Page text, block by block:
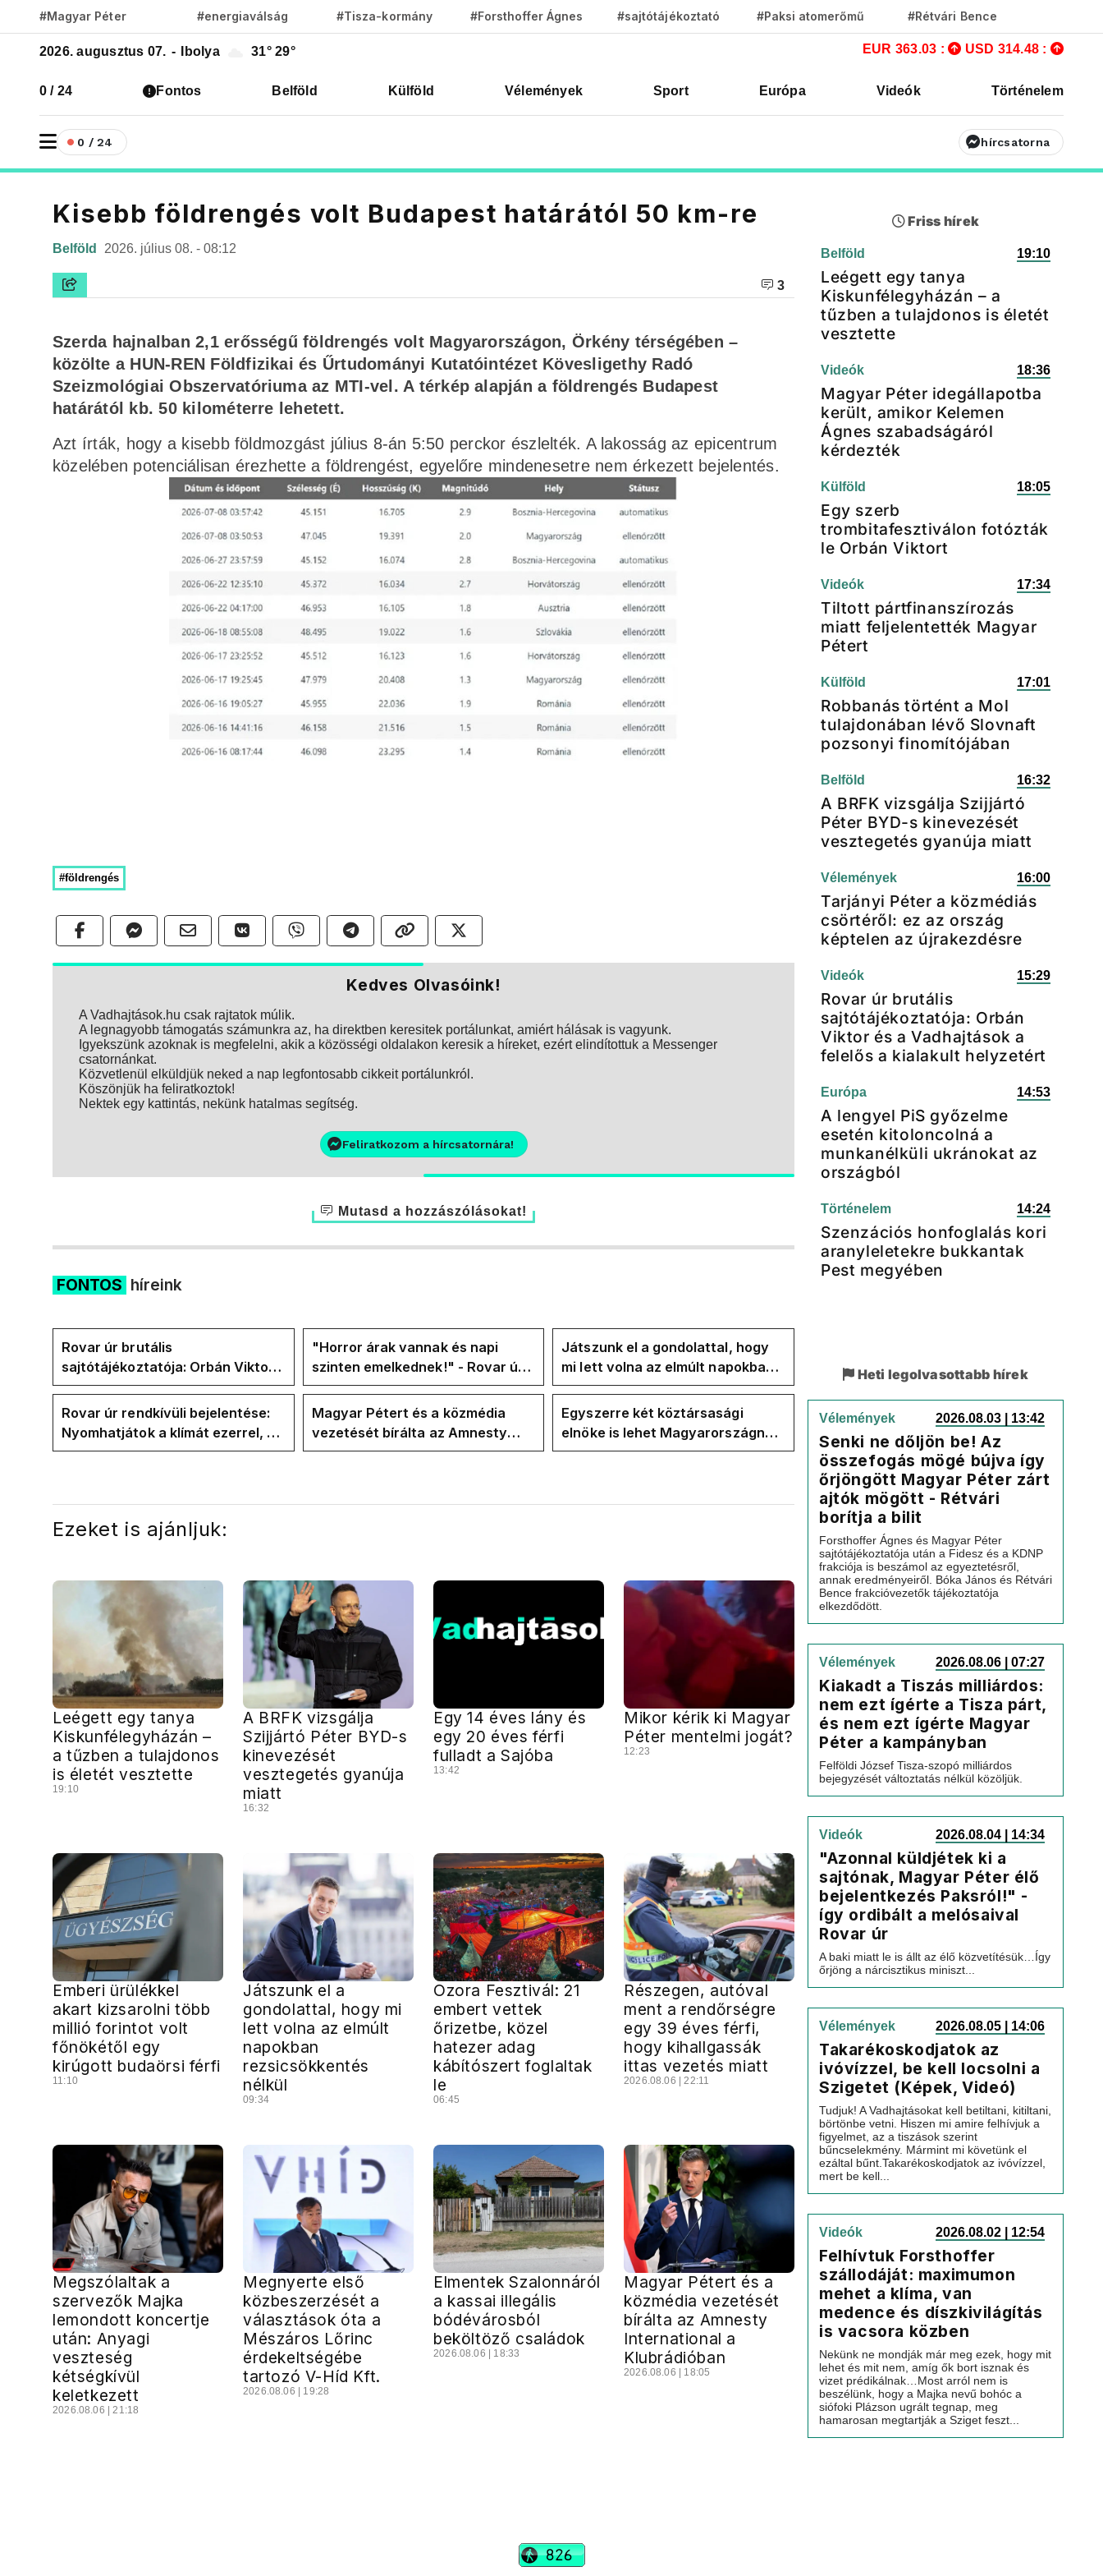
#Magyar Péter #energiaválság #Tisza-kormány #Forsthoffer Ágnes #sajtótájékoztató #Paksi atomerőmű #Rétvári Bence
2026. augusztus 07. - Ibolya 31° 29° EUR 363.03 : USD 314.48 :
0 / 24 Fontos Belföld Külföld Vélemények Sport Európa Videók Történelem
0 / 24 hírcsatorna
Kisebb földrengés volt Budapest határától 50 km-re
Belföld 2026. július 08. - 08:12
3
Szerda hajnalban 2,1 erősségű földrengés volt Magyarországon, Örkény térségében –
közölte a HUN-REN Földfizikai és Űrtudományi Kutatóintézet Kövesligethy Radó
Szeizmológiai Obszervatóriuma az MTI-vel. A térkép alapján a földrengés Budapest
határától kb. 50 kilométerre lehetett.
Azt írták, hogy a kisebb földmozgást július 8-án 5:50 perckor észlelték. A lakosság az epicentrum
közelében potenciálisan érezhette a földrengést, egyelőre mindenesetre nem érkezett bejelentés.
#földrengés
Kedves Olvasóink!
A Vadhajtások.hu csak rajtatok múlik.
A legnagyobb támogatás számunkra az, ha direktben keresitek portálunkat, amiért hálásak is vagyunk.
Igyekszünk azoknak is megfelelni, akik a közösségi oldalakon keresik a híreket, ezért elindítottuk a Messenger
csatornánkat.
Közvetlenül elküldjük neked a nap legfontosabb cikkeit portálunkról.
Köszönjük ha feliratkoztok!
Nektek egy kattintás, nekünk hatalmas segítség.
Feliratkozom a hírcsatornára!
Mutasd a hozzászólásokat!
FONTOS híreink
Rovar úr brutális
sajtótájékoztatója: Orbán Viktor
és a Vadhajtások a felelős a
kialakult helyzetért
"Horror árak vannak és napi
szinten emelkednek!" - Rovar úr
Facebook-oldalán lázadnak a
Tiszások
Játszunk el a gondolattal, hogy
mi lett volna az elmúlt napokban
rezsicsökkentés nélkül
Rovar úr rendkívüli bejelentése:
Nyomhatjátok a klímát ezerrel, a
hűtőket letekerhetitek, vége az
Magyar Pétert és a közmédia
vezetését bírálta az Amnesty
International a Klubrádióban
Egyszerre két köztársasági
elnöke is lehet Magyarországnak
jövő hétre
Ezeket is ajánljuk:
Leégett egy tanya
Kiskunfélegyházán –
a tűzben a tulajdonos
is életét vesztette
19:10
A BRFK vizsgálja
Szijjártó Péter BYD-s
kinevezését
vesztegetés gyanúja
miatt
16:32
Egy 14 éves lány és
egy 20 éves férfi
fulladt a Sajóba
13:42
Mikor kérik ki Magyar
Péter mentelmi jogát?
12:23
Emberi ürülékkel
akart kizsarolni több
millió forintot volt
főnökétől egy
kirúgott budaörsi férfi
11:10
Játszunk el a
gondolattal, hogy mi
lett volna az elmúlt
napokban
rezsicsökkentés
nélkül
09:34
Ozora Fesztivál: 21
embert vettek
őrizetbe, közel
hatezer adag
kábítószert foglaltak
le
06:45
Részegen, autóval
ment a rendőrségre
egy 39 éves férfi,
hogy kihallgassák
ittas vezetés miatt
2026.08.06 | 22:11
Megszólaltak a
szervezők Majka
lemondott koncertje
után: Anyagi
veszteség
kétségkívül
keletkezett
2026.08.06 | 21:18
Megnyerte első
közbeszerzését a
választások óta a
Mészáros Lőrinc
érdekeltségébe
tartozó V-Híd Kft.
2026.08.06 | 19:28
Elmentek Szalonnáról
a kassai illegális
bódévárosból
beköltöző családok
2026.08.06 | 18:33
Magyar Pétert és a
közmédia vezetését
bírálta az Amnesty
International a
Klubrádióban
2026.08.06 | 18:05
Friss hírek
Belföld 19:10
Leégett egy tanya
Kiskunfélegyházán – a
tűzben a tulajdonos is életét
vesztette
Videók 18:36
Magyar Péter idegállapotba
került, amikor Kelemen
Ágnes szabadságáról
kérdezték
Külföld 18:05
Egy szerb
trombitafesztiválon fotózták
le Orbán Viktort
Videók 17:34
Tiltott pártfinanszírozás
miatt feljelentették Magyar
Pétert
Külföld 17:01
Robbanás történt a Mol
tulajdonában lévő Slovnaft
pozsonyi finomítójában
Belföld 16:32
A BRFK vizsgálja Szijjártó
Péter BYD-s kinevezését
vesztegetés gyanúja miatt
Vélemények 16:00
Tarjányi Péter a közmédiás
csörtéről: ez az ország
képtelen az újrakezdésre
Videók 15:29
Rovar úr brutális
sajtótájékoztatója: Orbán
Viktor és a Vadhajtások a
felelős a kialakult helyzetért
Európa 14:53
A lengyel PiS győzelme
esetén kitoloncolná a
munkanélküli ukránokat az
országból
Történelem 14:24
Szenzációs honfoglalás kori
aranyleletekre bukkantak
Pest megyében
Heti legolvasottabb hírek
Vélemények 2026.08.03 | 13:42
Senki ne dőljön be! Az
összefogás mögé bújva így
őrjöngött Magyar Péter zárt
ajtók mögött - Rétvári
borítja a bilit
Forsthoffer Ágnes és Magyar Péter
sajtótájékoztatója után a Fidesz és a KDNP
frakciója is beszámol az egyeztetésről,
annak eredményeiről. Bóka János és Rétvári
Bence frakcióvezetők tájékoztatója
elkezdődött.
Vélemények 2026.08.06 | 07:27
Kiakadt a Tiszás milliárdos:
nem ezt ígérte a Tisza párt,
és nem ezt ígérte Magyar
Péter a kampányban
Felföldi József Tisza-szopó milliárdos
bejegyzését változtatás nélkül közöljük.
Videók 2026.08.04 | 14:34
"Azonnal küldjétek ki a
sajtónak, Magyar Péter élő
bejelentkezés Paksról!" -
így ordibált a melósaival
Rovar úr
A baki miatt le is állt az élő közvetítésük…Így
őrjöng a nárcisztikus miniszt...
Vélemények 2026.08.05 | 14:06
Takarékoskodjatok az
ivóvízzel, be kell locsolni a
Szigetet (Képek, Videó)
Tudjuk! A Vadhajtásokat kell betiltani, kitiltani,
börtönbe vetni. Hiszen mi amire felhívjuk a
figyelmet, az a tiszások szerint
bűncselekmény. Mármint mi követünk el
ezáltal bűnt.Takarékoskodjatok az ivóvízzel,
mert be kell...
Videók 2026.08.02 | 12:54
Felhívtuk Forsthoffer
szállodáját: maximumon
mehet a klíma, van
medence és díszkivilágítás
is vacsora közben
Nekünk ne mondják már meg ezek, hogy mit
lehet és mit nem, amíg ők bort isznak és
vizet prédikálnak…Most arról nem is
beszélünk, hogy a Majka nevű bohóc a
siófoki Plázson ugrált tegnap, meg
hamarosan megtartják a Sziget feszt...